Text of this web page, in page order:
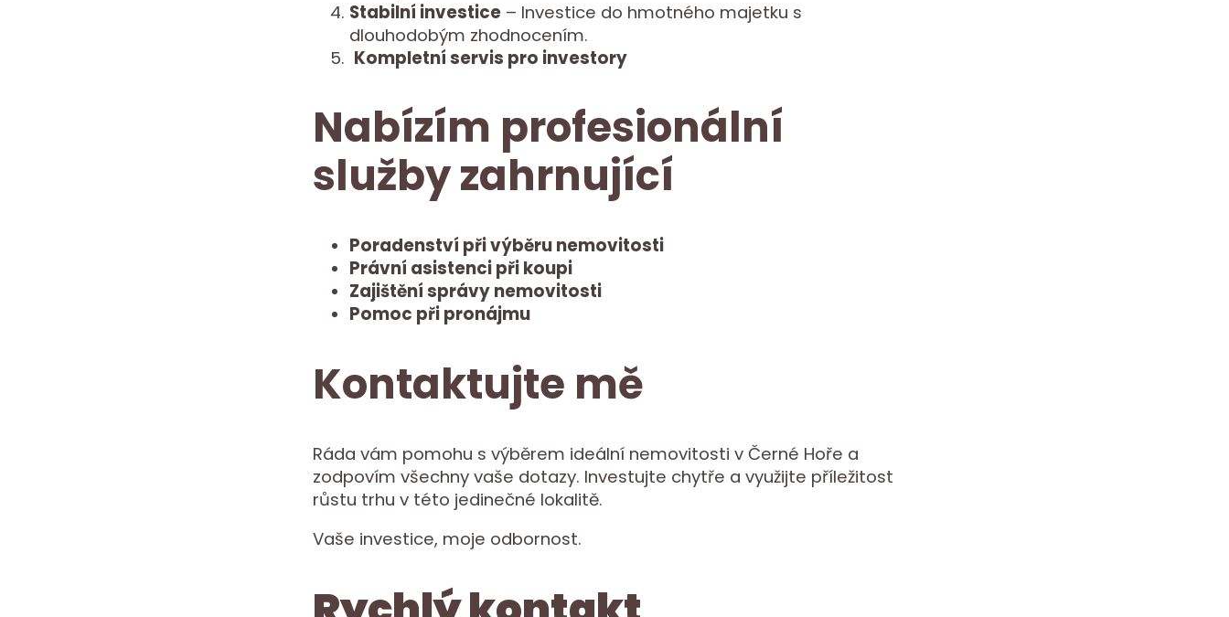
Stabilní investice – Investice do hmotného majetku s
dlouhodobým zhodnocením.
Kompletní servis pro investory
Nabízím profesionální
služby zahrnující
Poradenství při výběru nemovitosti
Právní asistenci při koupi
Zajištění správy nemovitosti
Pomoc při pronájmu
Kontaktujte mě
Ráda vám pomohu s výběrem ideální nemovitosti v Černé Hoře a
zodpovím všechny vaše dotazy. Investujte chytře a využijte příležitost
růstu trhu v této jedinečné lokalitě.
Vaše investice, moje odbornost.